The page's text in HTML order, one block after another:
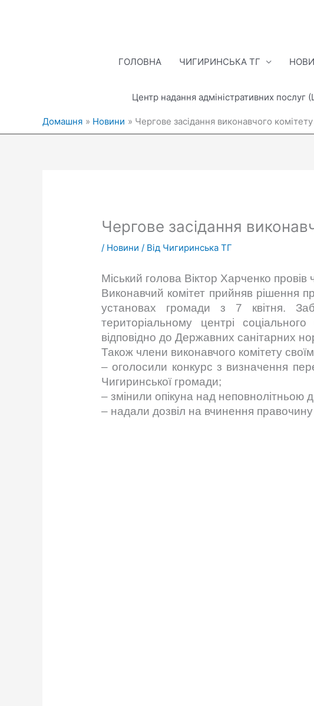
ГОЛОВНА ЧИГИРИНСЬКА ТГ
Центр надання адміністративних послуг
Домашня Новини Чергове засідання виконавчого
Чергове засідання
/ Новини / Від Чигиринська ТГ
Міський голова Віктор Харченко провів
Виконавчий комітет прийняв рішення
установах громади з 7 квітня.
територіальному центрі
відповідно до Державних санітарних
Також члени виконавчого комітету
– оголосили конкурс з визначення
Чигиринської громади;
– змінили опікуна над неповнолітньою
– надали дозвіл на вчинення